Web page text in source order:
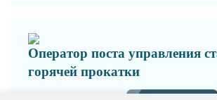
Оператор поста управления
горячей прокатки